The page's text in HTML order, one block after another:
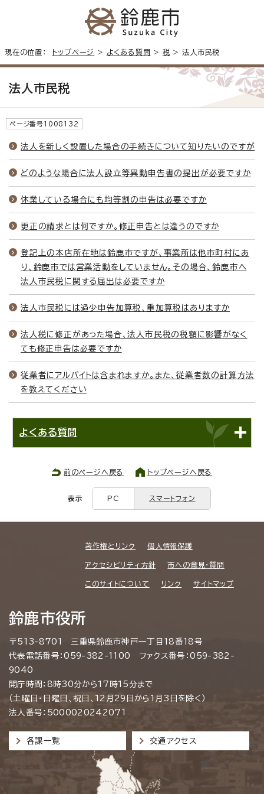
現在の位置： トップページ > よくある質問 > 税 > 法人市民税
法人市民税
ページ番号1008132
法人を新しく設置した場合の手続きについて知りたいのですが
どのような場合に法人設立等異動申告書の提出が必要ですか
休業している場合にも均等割の申告は必要ですか
更正の請求とは何ですか。修正申告とは違うのですか
登記上の本店所在地は鈴鹿市ですが、事業所は他市町村にあ
り、鈴鹿市では営業活動をしていません。その場合、鈴鹿市へ
法人市民税に関する届出は必要ですか
法人市民税には過少申告加算税、重加算税はありますか
法人税に修正があった場合、法人市民税の税額に影響がなく
ても修正申告は必要ですか
従業者にアルバイトは含まれますか。また、従業者数の計算方法
を教えてください
よくある質問
前のページへ戻る トップページへ戻る
表示 PC スマートフォン
著作権とリンク 個人情報保護
アクセシビリティ方針 市への意見・質問
このサイトについて リンク サイトマップ
鈴鹿市役所
〒513-8701 三重県鈴鹿市神戸一丁目18番18号
代表電話番号：059-382-1100 ファクス番号：059-382-
9040
開庁時間：8時30分から17時15分まで
（土曜日・日曜日、祝日、12月29日から1月3日を除く）
法人番号：5000020242071
各課一覧 交通アクセス